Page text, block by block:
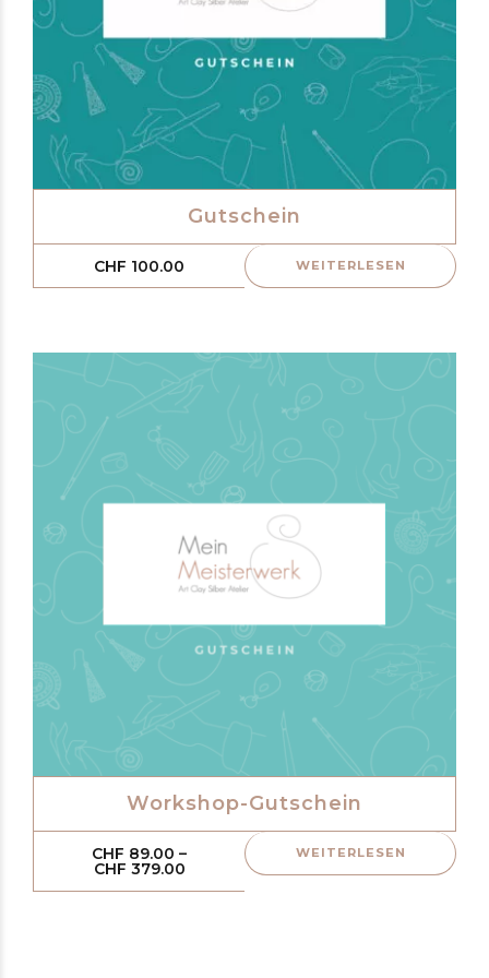
Gutschein
CHF 100.00 WEITERLESEN
Workshop-Gutschein
CHF 89.00 –
CHF 379.00Preisspanne:
bis
WEITERLESEN